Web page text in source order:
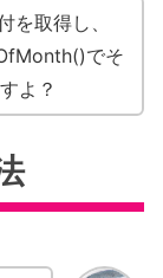
取得し、
でそ
よ？